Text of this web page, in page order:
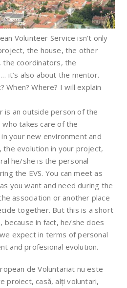
Volunteer Service isn’t only
the house, the other
the coordinators, the
it’s also about the mentor.
When? Where? I will explain
is an outside person of the
who takes care of the
your new environment and
the evolution in your project,
he/she is the personal
the EVS. You can meet as
you want and need during the
association or another place
together. But this is a short
because in fact, he/she does
expect in terms of personal
and profesional evolution.
de Voluntariat nu este
proiect, casă, alți voluntari,